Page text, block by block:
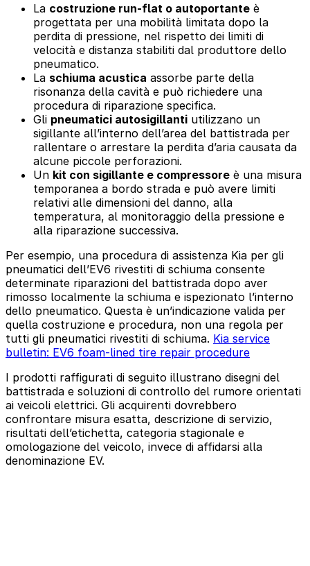
La costruzione run-flat o autoportante è
progettata per una mobilità limitata dopo la
perdita di pressione, nel rispetto dei limiti di
velocità e distanza stabiliti dal produttore dello
pneumatico.
La schiuma acustica assorbe parte della
risonanza della cavità e può richiedere una
procedura di riparazione specifica.
Gli pneumatici autosigillanti utilizzano un
sigillante all’interno dell’area del battistrada per
rallentare o arrestare la perdita d’aria causata da
alcune piccole perforazioni.
Un kit con sigillante e compressore è una misura
temporanea a bordo strada e può avere limiti
relativi alle dimensioni del danno, alla
temperatura, al monitoraggio della pressione e
alla riparazione successiva.
Per esempio, una procedura di assistenza Kia per gli
pneumatici dell’EV6 rivestiti di schiuma consente
determinate riparazioni del battistrada dopo aver
rimosso localmente la schiuma e ispezionato l’interno
dello pneumatico. Questa è un’indicazione valida per
quella costruzione e procedura, non una regola per
tutti gli pneumatici rivestiti di schiuma. Kia service
bulletin: EV6 foam-lined tire repair procedure
I prodotti raffigurati di seguito illustrano disegni del
battistrada e soluzioni di controllo del rumore orientati
ai veicoli elettrici. Gli acquirenti dovrebbero
confrontare misura esatta, descrizione di servizio,
risultati dell’etichetta, categoria stagionale e
omologazione del veicolo, invece di affidarsi alla
denominazione EV.